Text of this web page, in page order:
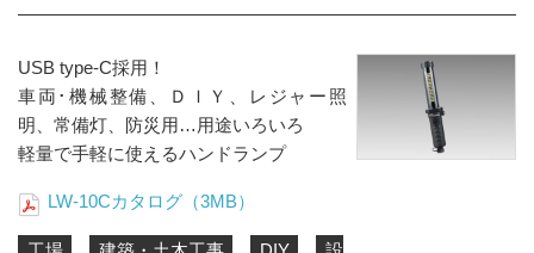
USB type-C採用！
車両･機械整備、ＤＩＹ、レジャー照
明、常備灯、防災用…用途いろいろ
軽量で手軽に使えるハンドランプ
LW-10Cカタログ（3MB）